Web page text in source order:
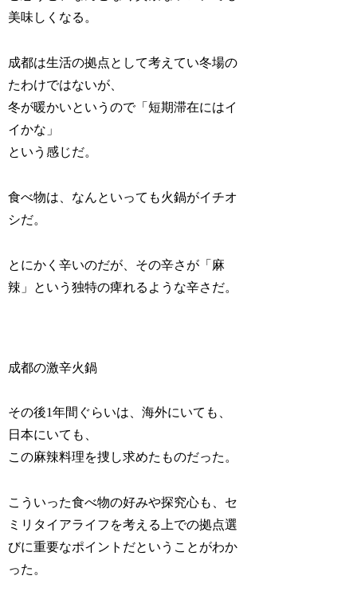
美味しくなる。
成都は生活の拠点として考えてい冬場の
たわけではないが、
冬が暖かいというので「短期滞在にはイ
イかな」
という感じだ。
食べ物は、なんといっても火鍋がイチオ
シだ。
とにかく辛いのだが、その辛さが「麻
辣」という独特の痺れるような辛さだ。
成都の激辛火鍋
その後1年間ぐらいは、海外にいても、
日本にいても、
この麻辣料理を捜し求めたものだった。
こういった食べ物の好みや探究心も、セ
ミリタイアライフを考える上での拠点選
びに重要なポイントだということがわか
った。